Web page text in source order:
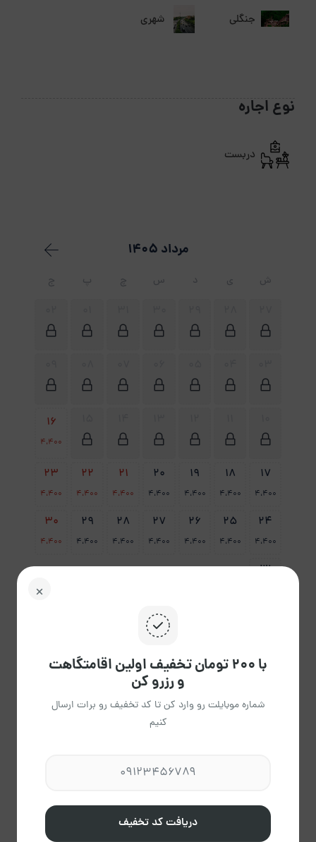
جنگلی شهری
نوع اجاره
دربست
مرداد 1405
ش ی د س چ پ ج
16
4،400
17
4،400
18
4،400
19
4،400
20
4،400
21
4،400
22
4،400
23
4،400
24
4،400
25
4،400
26
4،400
27
4،400
28
4،400
29
4،400
30
4،400
31
راهنمای تقویم
عضویت از اسفند 1403
درباره میزبان
با ۲۰۰ تومان تخفیف اولین اقامتگاهت
و رزرو کن
شماره موبایلت رو وارد کن تا کد تخفیف رو برات ارسال
کنیم
دریافت کد تخفیف